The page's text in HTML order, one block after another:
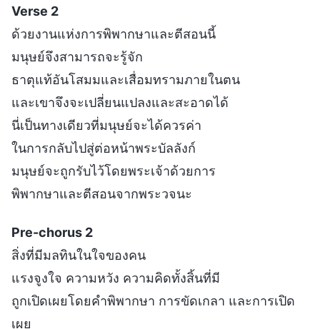
Verse 2
ด้วยงานแห่งการพิพากษาและตีสอนนี้
มนุษย์จึงสามารถจะรู้จัก
ธาตุแท้อันโสมมและเสื่อมทรามภายในตน
และเขาจึงจะเปลี่ยนแปลงและสะอาดได้
นี่เป็นทางเดียวที่มนุษย์จะได้ควรค่า
ในการกลับไปสู่ต่อหน้าพระบัลลังก์
มนุษย์จะถูกรับไว้โดยพระเจ้าด้วยการ
พิพากษาและตีสอนจากพระวจนะ
Pre-chorus 2
สิ่งที่มีมลทินในใจของคน
แรงจูงใจ ความหวัง ความคิดทั้งสิ้นที่มี
ถูกเปิดเผยโดยคำพิพากษา การขัดเกลา และการเปิด
เผย